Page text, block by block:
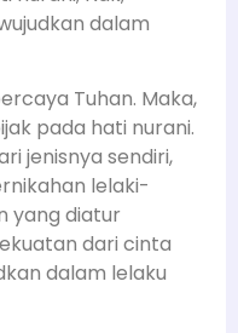
dalam
Tuhan. Maka,
pada hati nurani.
jenisnya sendiri,
lelaki-
yang diatur
dari cinta
dalam lelaku